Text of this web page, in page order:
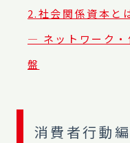
2.社会関係資本と
― ネットワーク・
盤
消費者行動編